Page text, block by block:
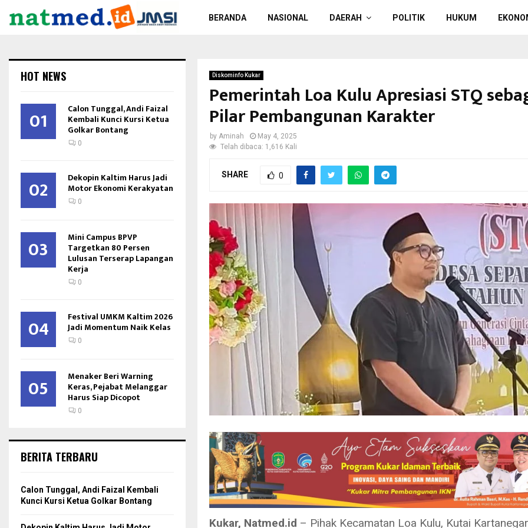
BERANDA NASIONAL DAERAH POLITIK HUKUM
Diskominfo Kukar
Pemerintah Loa Kulu Apresiasi STQ
Pilar Pembangunan Karakter
by Aminah
May 4, 2025
Telah dibaca: 1,616 Kali
SHARE 0
Kukar, Natmed.id – Pihak Kecamatan Loa Kulu, Kutai
HOT NEWS
01 Calon Tunggal, Andi Faizal
Kembali Kunci Kursi Ketua
Golkar Bontang
0
02 Dekopin Kaltim Harus Jadi
Motor Ekonomi Kerakyatan
0
03 Mini Campus BPVP
Targetkan 80 Persen
Lulusan Terserap Lapangan
Kerja
0
04 Festival UMKM Kaltim 2026
Jadi Momentum Naik Kelas
0
05 Menaker Beri Warning
Keras, Pejabat Melanggar
Harus Siap Dicopot
0
BERITA TERBARU
Calon Tunggal, Andi Faizal Kembali
Kunci Kursi Ketua Golkar Bontang